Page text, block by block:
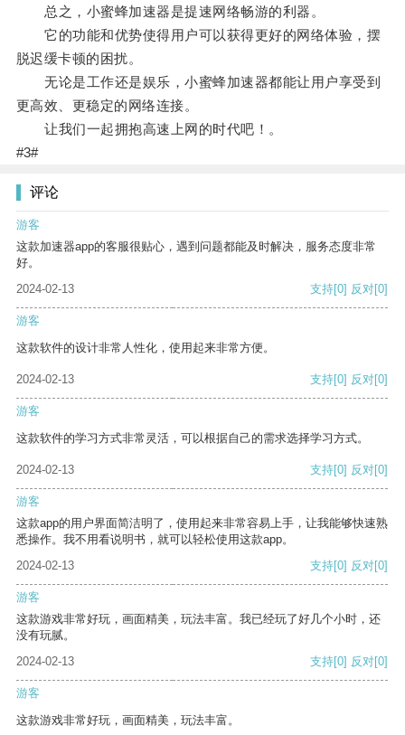
总之，小蜜蜂加速器是提速网络畅游的利器。
它的功能和优势使得用户可以获得更好的网络体验，摆
脱迟缓卡顿的困扰。
无论是工作还是娱乐，小蜜蜂加速器都能让用户享受到
更高效、更稳定的网络连接。
让我们一起拥抱高速上网的时代吧！。
#3#
评论
游客
这款加速器app的客服很贴心，遇到问题都能及时解决，服务态度非常
好。
2024-02-13
支持[0] 反对[0]
游客
这款软件的设计非常人性化，使用起来非常方便。
2024-02-13 支持[0] 反对[0]
游客
这款软件的学习方式非常灵活，可以根据自己的需求选择学习方式。
2024-02-13 支持[0] 反对[0]
游客
这款app的用户界面简洁明了，使用起来非常容易上手，让我能够快速熟
悉操作。我不用看说明书，就可以轻松使用这款app。
2024-02-13
支持[0] 反对[0]
游客
这款游戏非常好玩，画面精美，玩法丰富。我已经玩了好几个小时，还
没有玩腻。
2024-02-13
支持[0] 反对[0]
游客
这款游戏非常好玩，画面精美，玩法丰富。